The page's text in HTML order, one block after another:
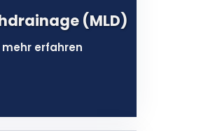
(MLD)
mehr erfahren